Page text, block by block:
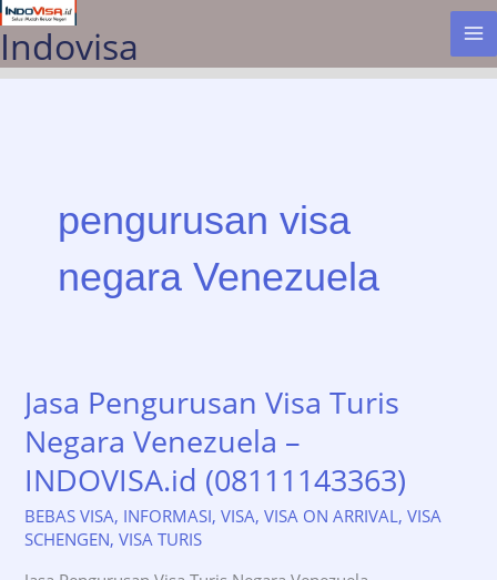
Lewati
ke
konten
Indovisa
pengurusan visa
negara Venezuela
Jasa Pengurusan Visa Turis
Negara Venezuela –
INDOVISA.id (08111143363)
BEBAS VISA, INFORMASI,VISA,VISA ON ARRIVAL,VISA
SCHENGEN,VISA TURIS